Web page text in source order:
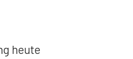
heute